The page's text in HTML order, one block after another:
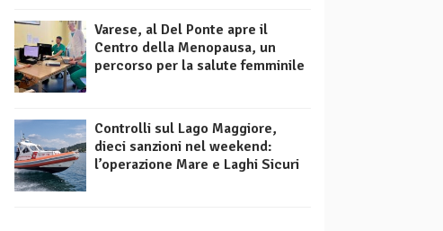
Varese, al Del Ponte apre il
Centro della Menopausa, un
percorso per la salute femminile
Controlli sul Lago Maggiore,
dieci sanzioni nel weekend:
l’operazione Mare e Laghi Sicuri